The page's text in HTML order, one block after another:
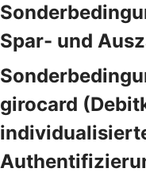
Spar- und
girocard